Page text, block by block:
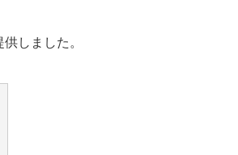
しました。